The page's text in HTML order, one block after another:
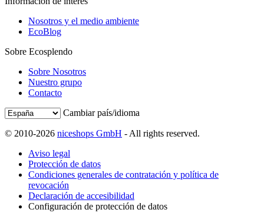
Nosotros y el medio ambiente
EcoBlog
Sobre Ecosplendo
Sobre Nosotros
Nuestro grupo
Contacto
Cambiar país/idioma
© 2010-2026 niceshops GmbH - All rights reserved.
Aviso legal
Protección de datos
Condiciones generales de contratación y política de
revocación
Declaración de accesibilidad
Configuración de protección de datos